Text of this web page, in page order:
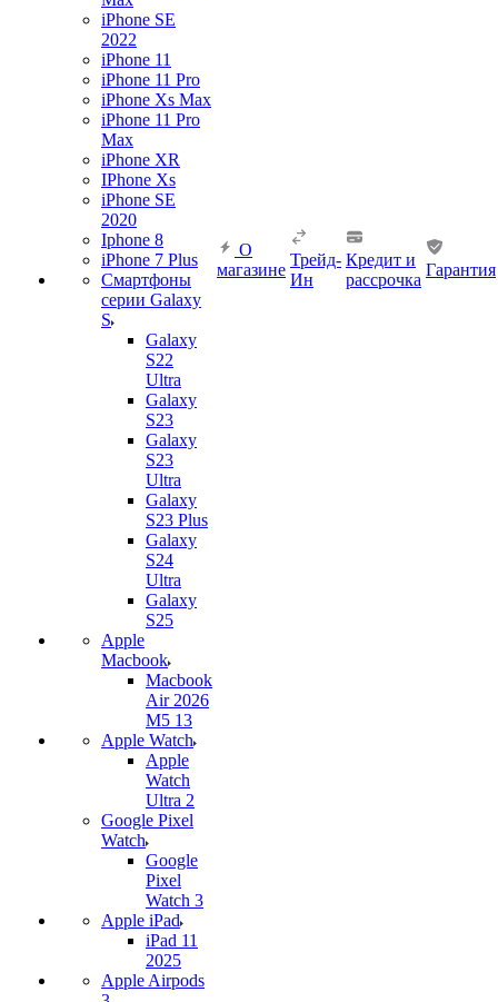
iPhone SE
2022
iPhone 11
iPhone 11 Pro
iPhone Xs Max
iPhone 11 Pro
Max
iPhone XR
IPhone Xs
iPhone SE
2020
Iphone 8
iPhone 7 Plus
Смартфоны
серии Galaxy
S
Galaxy
S22
Ultra
Galaxy
S23
Galaxy
S23
Ultra
Galaxy
S23 Plus
Galaxy
S24
Ultra
Galaxy
S25
Apple
Macbook
Macbook
Air 2026
M5 13
Apple Watch
Apple
Watch
Ultra 2
Google Pixel
Watch
Google
Pixel
Watch 3
Apple iPad
iPad 11
2025
Apple Airpods
О
магазине
Трейд-
Ин
Кредит и
рассрочка
Гарантия